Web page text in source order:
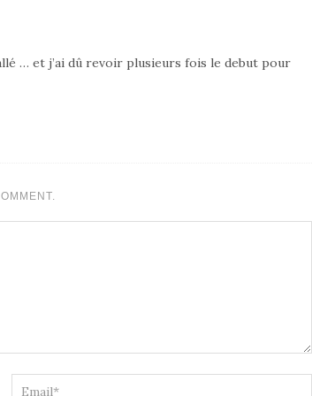
… et j’ai dû revoir plusieurs fois le debut pour